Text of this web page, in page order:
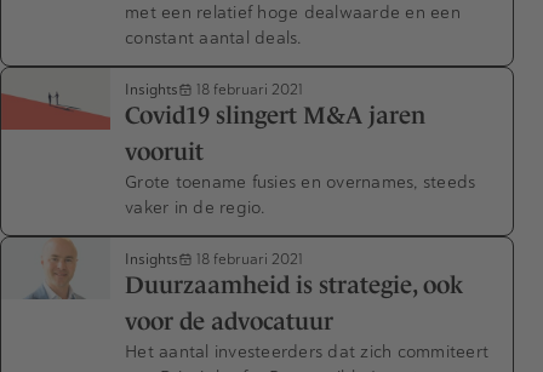
met een relatief hoge dealwaarde en een
constant aantal deals.
Insights 18 februari 2021
Covid19 slingert M&A jaren
vooruit
Grote toename fusies en overnames, steeds
vaker in de regio.
Insights 18 februari 2021
Duurzaamheid is strategie, ook
voor de advocatuur
Het aantal investeerders dat zich commiteert